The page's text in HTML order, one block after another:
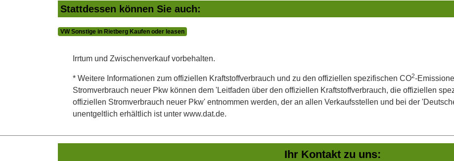
Stattdessen können Sie auch:
VW Sonstige in Rietberg Kaufen oder leasen
Irrtum und Zwischenverkauf vorbehalten.
* Weitere Informationen zum offiziellen Kraftstoffverbrauch und zu den offiziellen spezifischen CO2-
Stromverbrauch neuer Pkw können dem 'Leitfaden über den offiziellen Kraftstoffverbrauch, die offiziellen
offiziellen Stromverbrauch neuer Pkw' entnommen werden, der an allen Verkaufsstellen und bei der
unentgeltlich erhältlich ist unter www.dat.de.
Ihr Kontakt zu uns: